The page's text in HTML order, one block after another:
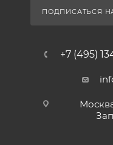
ПОДПИСАТЬСЯ
+7 (495)